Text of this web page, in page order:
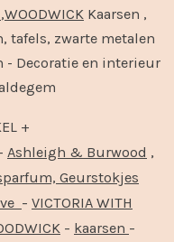
,WOODWICK Kaarsen ,
tafels, zwarte metalen
- Decoratie en interieur
+
Ashleigh & Burwood ,
Geurstokjes
- VICTORIA WITH
- kaarsen -